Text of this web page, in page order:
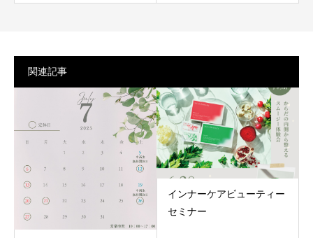
関連記事
インナーケアビューティー
セミナー